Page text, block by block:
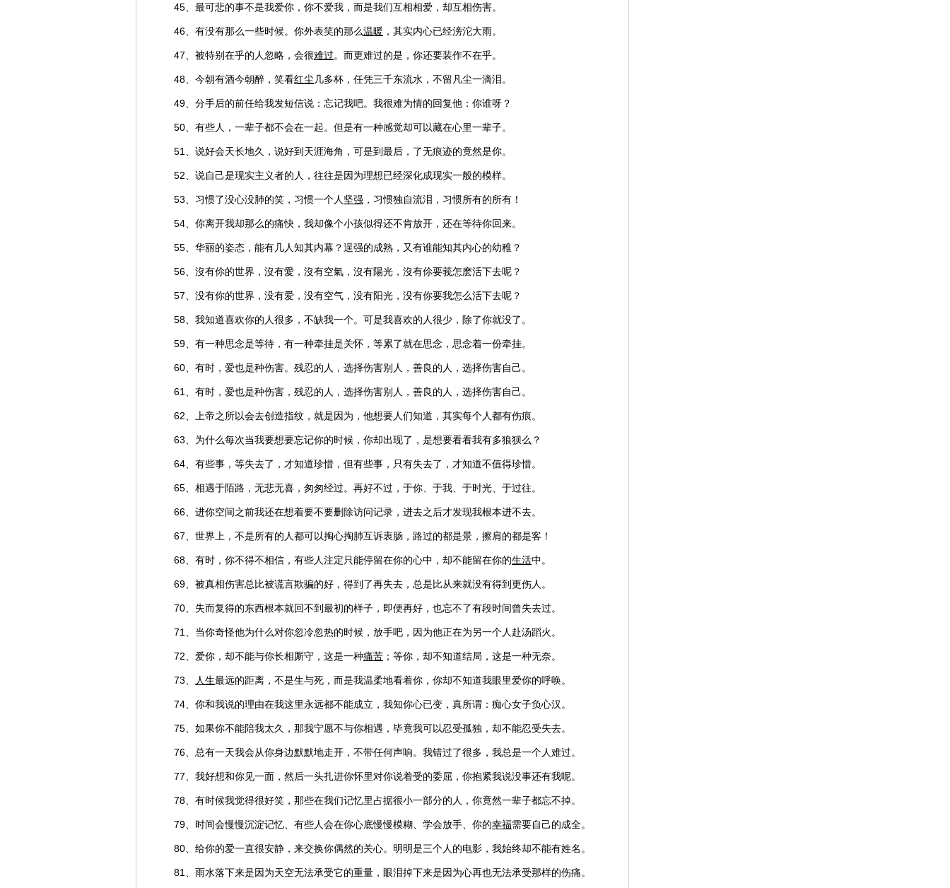
45、最可悲的事不是我爱你，你不爱我，而是我们互相相爱，却互相伤害。
46、有没有那么一些时候。你外表笑的那么温暖 ，其实内心已经滂沱大雨。
47、被特别在乎的人忽略，会很难过。而更难过的是，你还要装作不在乎。
48、今朝有酒今朝醉，笑看红尘 几多杯，任凭三千东流水，不留凡尘一滴泪。
49、分手后的前任给我发短信说：忘记我吧。我很难为情的回复他：你谁呀？
50、有些人，一辈子都不会在一起。但是有一种感觉却可以藏在心里一辈子。
51、说好会天长地久，说好到天涯海角，可是到最后，了无痕迹的竟然是你。
52、说自己是现实主义者的人，往往是因为理想已经深化成现实一般的模样。
53、习惯了没心没肺的笑，习惯一个人 坚强 ，习惯独自流泪，习惯所有的所有！
54、你离开我却那么的痛快，我却像个小孩似得还不肯放开，还在等待你回来。
55、华丽的姿态，能有几人知其内幕？逞强的成熟，又有谁能知其内心的幼稚？
56、沒有伱的世界，沒有愛，沒有空氣，沒有陽光，沒有伱要莪怎麽活下去呢？
57、没有你的世界，没有爱，没有空气，没有阳光，没有你要我怎么活下去呢？
58、我知道喜欢你的人很多，不缺我一个。可是我喜欢的人很少，除了你就没了。
59、有一种思念是等待，有一种牵挂是关怀，等累了就在思念，思念着一份牵挂。
60、有时，爱也是种伤害。残忍的人，选择伤害别人，善良的人，选择伤害自己。
61、有时，爱也是种伤害，残忍的人，选择伤害别人，善良的人，选择伤害自己。
62、上帝之所以会去创造指纹，就是因为，他想要人们知道，其实每个人都有伤痕。
63、为什么每次当我要想要忘记你的时候，你却出现了，是想要看看我有多狼狈么？
64、有些事，等失去了，才知道珍惜，但有些事，只有失去了，才知道不值得珍惜。
65、相遇于陌路，无悲无喜，匆匆经过。再好不过，于你、于我、于时光、于过往。
66、进你空间之前我还在想着要不要删除访问记录，进去之后才发现我根本进不去。
67、世界上，不是所有的人都可以掏心掏肺互诉衷肠，路过的都是景，擦肩的都是客！
68、有时，你不得不相信，有些人注定只能停留在你的心中，却不能留在你的生活中。
69、被真相伤害总比被谎言欺骗的好，得到了再失去，总是比从来就没有得到更伤人。
70、失而复得的东西根本就回不到最初的样子，即便再好，也忘不了有段时间曾失去过。
71、当你奇怪他为什么对你忽冷忽热的时候，放手吧，因为他正在为另一个人赴汤蹈火。
72、爱你，却不能与你长相厮守，这是一种痛苦 ；等你，却不知道结局，这是一种无奈。
73、 人生最远的距离，不是生与死，而是我温柔地看着你，你却不知道我眼里爱你的呼唤。
74、你和我说的理由在我这里永远都不能成立，我知你心已变，真所谓：痴心女子负心汉。
75、如果你不能陪我太久，那我宁愿不与你相遇，毕竟我可以忍受孤独，却不能忍受失去。
76、总有一天我会从你身边默默地走开，不带任何声响。我错过了很多，我总是一个人难过。
77、我好想和你见一面，然后一头扎进你怀里对你说着受的委屈，你抱紧我说没事还有我呢。
78、有时候我觉得很好笑，那些在我们记忆里占据很小一部分的人，你竟然一辈子都忘不掉。
79、时间会慢慢沉淀记忆、有些人会在你心底慢慢模糊、学会放手、你的幸福需要自己的成全。
80、给你的爱一直很安静，来交换你偶然的关心。明明是三个人的电影，我始终却不能有姓名。
81、雨水落下来是因为天空无法承受它的重量，眼泪掉下来是因为心再也无法承受那样的伤痛。